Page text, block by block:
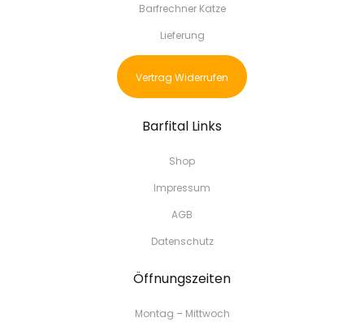
Barfrechner Katze
Lieferung
Vertrag Widerrufen
Barfital Links
Shop
Impressum
AGB
Datenschutz
Öffnungszeiten
Montag – Mittwoch